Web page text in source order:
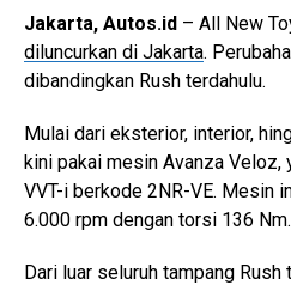
Jakarta, Autos.id – All New
diluncurkan di Jakarta.
dibandingkan Rush terdahulu.
Mulai dari eksterior, interior,
kini pakai mesin Avanza Veloz,
VVT-i berkode 2NR-VE. Mesin
6.000 rpm dengan torsi 136 Nm.
Dari luar seluruh tampang Rush